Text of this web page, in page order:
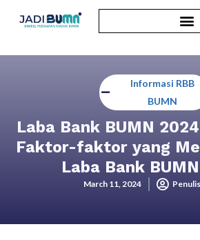
Informasi RBB
BUMN
Laba Bank BUMN
Faktor-faktor yang
Laba Bank
March 11, 2024